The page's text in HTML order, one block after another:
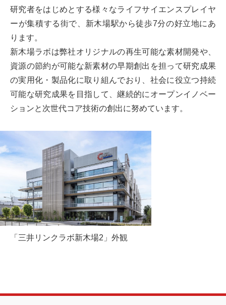
研究者をはじめとする様々なライフサイエンスプレイヤ
ーが集積する街で、新木場駅から徒歩7分の好立地にあ
ります。
新木場ラボは弊社オリジナルの再生可能な素材開発や、
資源の節約が可能な新素材の早期創出を担って研究成果
の実用化・製品化に取り組んでおり、社会に役立つ持続
可能な研究成果を目指して、継続的にオープンイノベー
ションと次世代コア技術の創出に努めています。
「三井リンクラボ新木場2」外観